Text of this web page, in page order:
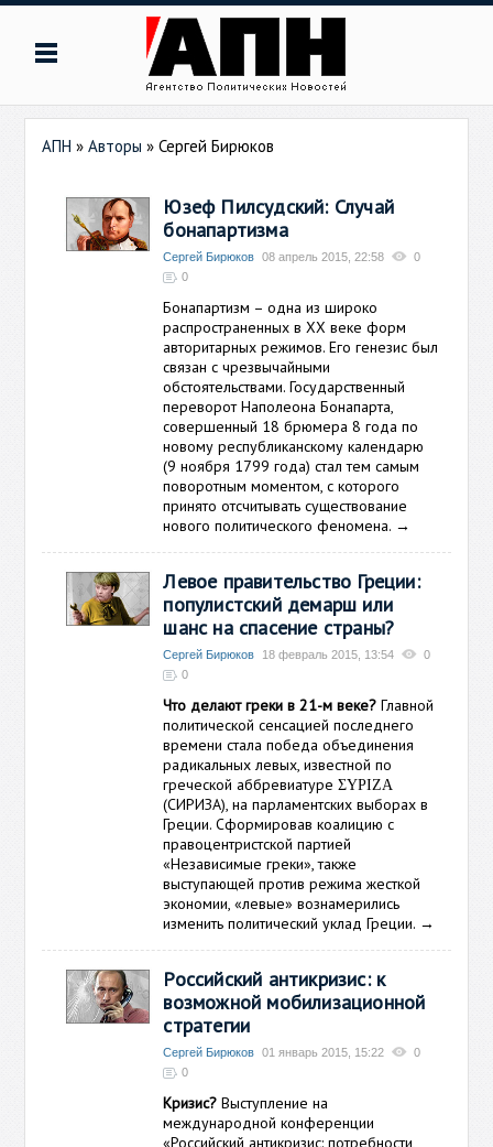
АПН »Авторы »Сергей Бирюков
Юзеф Пилсудский: Случай
бонапартизма
Сергей Бирюков 08 апрель 2015, 22:58
0
0
Бонапартизм – одна из широко
распространенных в ХХ веке форм
авторитарных режимов. Его генезис был
связан с чрезвычайными
обстоятельствами. Государственный
переворот Наполеона Бонапарта,
совершенный 18 брюмера 8 года по
новому республиканскому календарю
(9 ноября 1799 года) стал тем самым
поворотным моментом, с которого
принято отсчитывать существование
нового политического феномена. →
Левое правительство Греции:
популистский демарш или
шанс на спасение страны?
Сергей Бирюков 18 февраль 2015, 13:54
0
0
Что делают греки в 21-м веке? Главной
политической сенсацией последнего
времени стала победа объединения
радикальных левых, известной по
греческой аббревиатуре ΣΥΡΙΖΑ
(СИРИЗА), на парламентских выборах в
Греции. Сформировав коалицию с
правоцентристской партией
«Независимые греки», также
выступающей против режима жесткой
экономии, «левые» вознамерились
изменить политический уклад Греции. →
Российский антикризис: к
возможной мобилизационной
стратегии
Сергей Бирюков 01 январь 2015, 15:22
0
0
Кризис? Выступление на
международной конференции
«Российский антикризис: потребности,